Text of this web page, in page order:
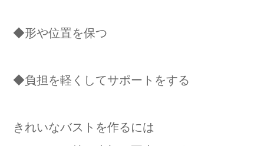
◆形や位置を保つ
◆負担を軽くしてサポートをする
きれいなバストを作るには